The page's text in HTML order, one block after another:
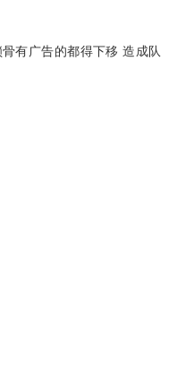
有广告的都得下移 造成队